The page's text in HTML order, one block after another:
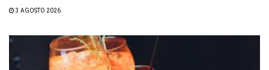
3 AGOSTO 2026